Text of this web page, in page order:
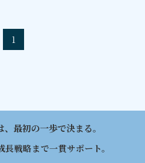
1
最初の一歩で決まる。
戦略まで一貫サポート。